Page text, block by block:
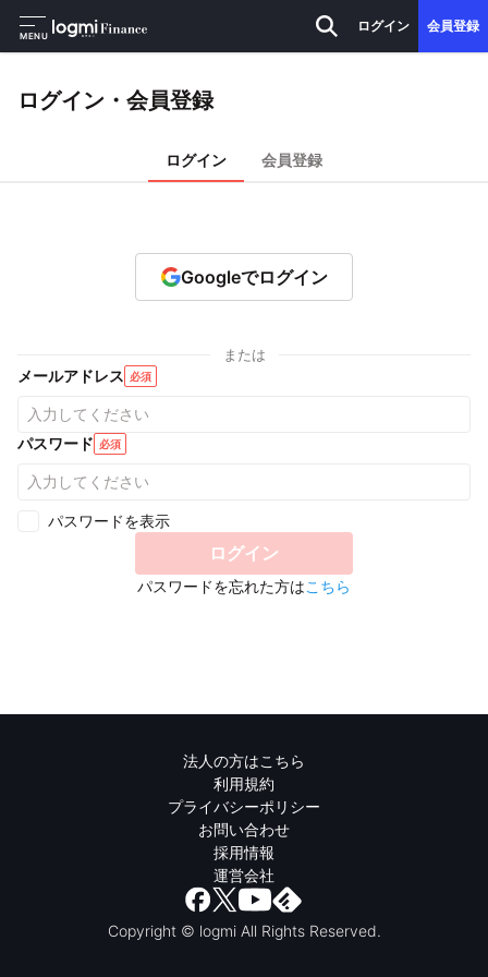
MENU
ログイン 会員登録
ログイン・会員登録
ログイン 会員登録
Googleでログイン
または
メールアドレス 必須
パスワード 必須
パスワードを表示
ログイン
パスワードを忘れた方はこちら
法人の方はこちら
利用規約
プライバシーポリシー
お問い合わせ
採用情報
運営会社
Copyright © logmi All Rights Reserved.